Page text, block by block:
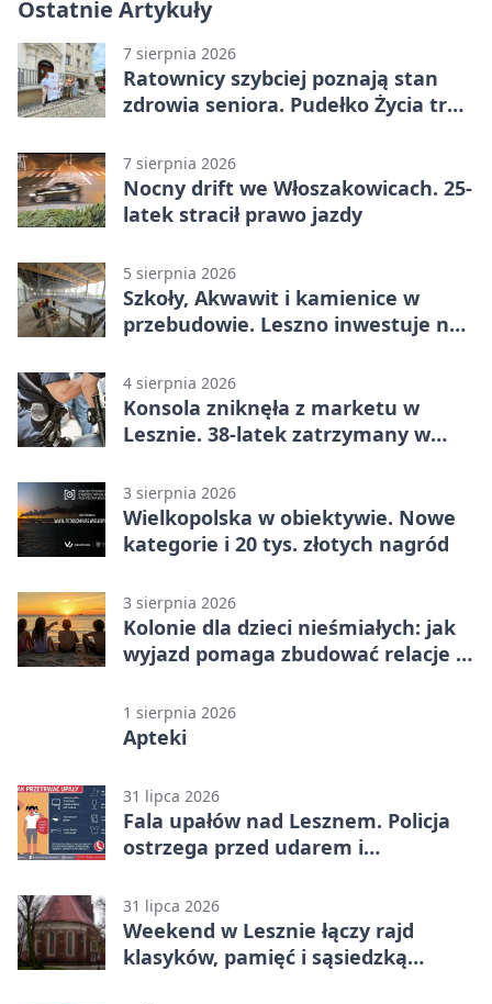
Ostatnie Artykuły
7 sierpnia 2026
Ratownicy szybciej poznają stan
zdrowia seniora. Pudełko Życia trafi
7 sierpnia 2026
Nocny drift we Włoszakowicach. 25-
latek stracił prawo jazdy
5 sierpnia 2026
Szkoły, Akwawit i kamienice w
przebudowie. Leszno inwestuje na
4 sierpnia 2026
Konsola zniknęła z marketu w
Lesznie. 38-latek zatrzymany w
3 sierpnia 2026
Wielkopolska w obiektywie. Nowe
kategorie i 20 tys. złotych nagród
3 sierpnia 2026
Kolonie dla dzieci nieśmiałych: jak
wyjazd pomaga zbudować relacje z
1 sierpnia 2026
Apteki
31 lipca 2026
Fala upałów nad Lesznem. Policja
ostrzega przed udarem i
31 lipca 2026
Weekend w Lesznie łączy rajd
klasyków, pamięć i sąsiedzką